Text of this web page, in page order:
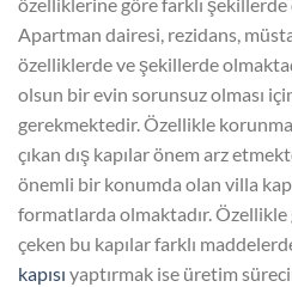
Apartman dairesi, rezidans,
özelliklerde ve şekillerde
olsun bir evin sorunsuz olması
gerekmektedir. Özellikle
çıkan dış kapılar önem arz
önemli bir konumda olan villa
formatlarda olmaktadır.
çeken bu kapılar farklı
kapısı yaptırmak ise üretim